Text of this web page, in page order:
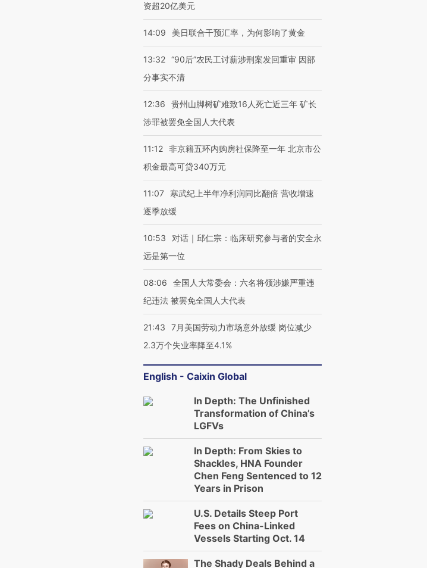
资超20亿美元
14:09 美日联合干预汇率，为何影响了黄金
13:32 “90后”农民工讨薪涉刑案发回重审 因部
分事实不清
12:36
贵州山脚树矿难致16人死亡近三年 矿长
涉罪被罢免全国人大代表
11:12 非京籍五环内购房社保降至一年 北京市公
积金最高可贷340万元
11:07
寒武纪上半年净利润同比翻倍 营收增速
逐季放缓
10:53
对话｜邱仁宗：临床研究参与者的安全永
远是第一位
08:06
全国人大常委会：六名将领涉嫌严重违
纪违法 被罢免全国人大代表
21:43
7月美国劳动力市场意外放缓 岗位减少
2.3万个失业率降至4.1%
English - Caixin Global
In Depth: The Unfinished
Transformation of China’s
LGFVs
In Depth: From Skies to
Shackles, HNA Founder
Chen Feng Sentenced to 12
Years in Prison
U.S. Details Steep Port
Fees on China-Linked
Vessels Starting Oct. 14
The Shady Deals Behind a